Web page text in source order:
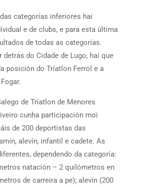
categorías inferiores hai
e de clubs, e para esta última
de todas as categorías.
detrás do Cidade de Lugo, hai que
posición do Tríatlon Ferrol e a
de Tríatlon de Menores
cunha participación moi
de 200 deportistas das
alevín, infantil e cadete. As
dependendo da categoría:
natación – 2 quilómetros en
de carreira a pe); alevín (200